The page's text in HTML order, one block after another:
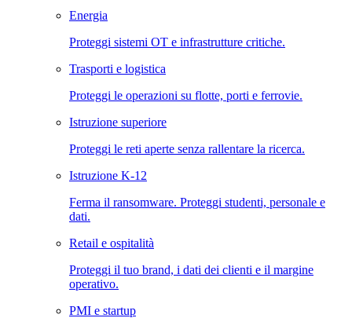
Energia
Proteggi sistemi OT e infrastrutture critiche.
Trasporti e logistica
Proteggi le operazioni su flotte, porti e ferrovie.
Istruzione superiore
Proteggi le reti aperte senza rallentare la ricerca.
Istruzione K-12
Ferma il ransomware. Proteggi studenti, personale e
dati.
Retail e ospitalità
Proteggi il tuo brand, i dati dei clienti e il margine
operativo.
PMI e startup